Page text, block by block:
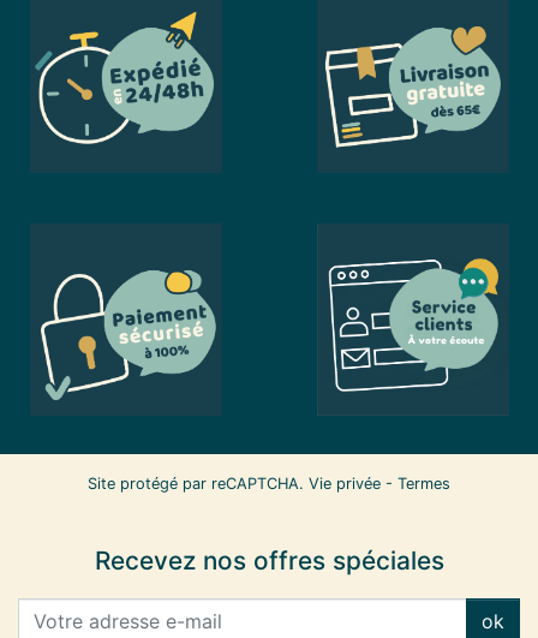
Site protégé par reCAPTCHA. Vie privée - Termes
Recevez nos offres spéciales
ok